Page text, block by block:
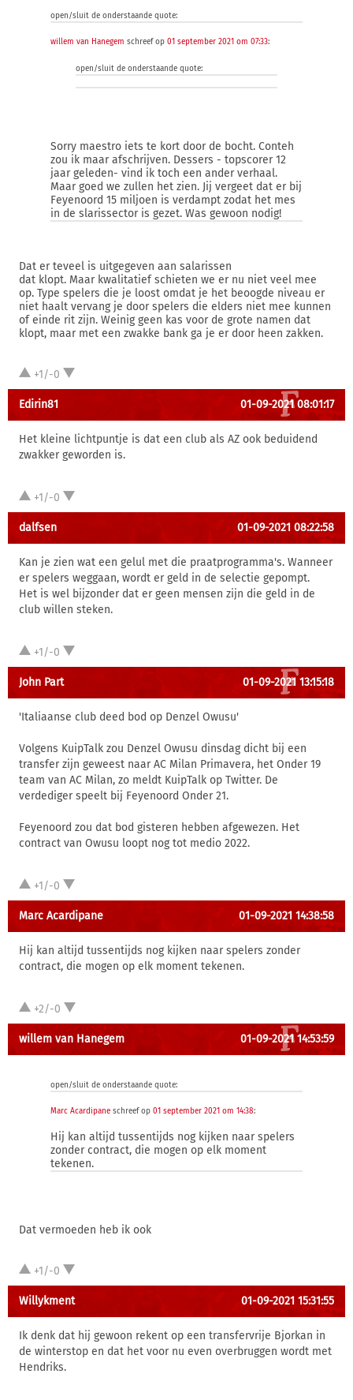
open/sluit de onderstaande quote:
willem van Hanegem schreef op 01 september 2021 om 07:33:
open/sluit de onderstaande quote:
Sorry maestro iets te kort door de bocht. Conteh
zou ik maar afschrijven. Dessers - topscorer 12
jaar geleden- vind ik toch een ander verhaal.
Maar goed we zullen het zien. Jij vergeet dat er bij
Feyenoord 15 miljoen is verdampt zodat het mes
in de slarissector is gezet. Was gewoon nodig!
Dat er teveel is uitgegeven aan salarissen
dat klopt. Maar kwalitatief schieten we er nu niet veel mee
op. Type spelers die je loost omdat je het beoogde niveau er
niet haalt vervang je door spelers die elders niet mee kunnen
of einde rit zijn. Weinig geen kas voor de grote namen dat
klopt, maar met een zwakke bank ga je er door heen zakken.
+1/-0
Edirin81 01-09-2021 08:01:17
Het kleine lichtpuntje is dat een club als AZ ook beduidend
zwakker geworden is.
+1/-0
dalfsen 01-09-2021 08:22:58
Kan je zien wat een gelul met die praatprogramma's. Wanneer
er spelers weggaan, wordt er geld in de selectie gepompt.
Het is wel bijzonder dat er geen mensen zijn die geld in de
club willen steken.
+1/-0
John Part 01-09-2021 13:15:18
'Italiaanse club deed bod op Denzel Owusu'
Volgens KuipTalk zou Denzel Owusu dinsdag dicht bij een
transfer zijn geweest naar AC Milan Primavera, het Onder 19
team van AC Milan, zo meldt KuipTalk op Twitter. De
verdediger speelt bij Feyenoord Onder 21.
Feyenoord zou dat bod gisteren hebben afgewezen. Het
contract van Owusu loopt nog tot medio 2022.
+1/-0
Marc Acardipane 01-09-2021 14:38:58
Hij kan altijd tussentijds nog kijken naar spelers zonder
contract, die mogen op elk moment tekenen.
+2/-0
willem van Hanegem 01-09-2021 14:53:59
open/sluit de onderstaande quote:
Marc Acardipane schreef op 01 september 2021 om 14:38:
Hij kan altijd tussentijds nog kijken naar spelers
zonder contract, die mogen op elk moment
tekenen.
Dat vermoeden heb ik ook
+1/-0
Willykment 01-09-2021 15:31:55
Ik denk dat hij gewoon rekent op een transfervrije Bjorkan in
de winterstop en dat het voor nu even overbruggen wordt met
Hendriks.